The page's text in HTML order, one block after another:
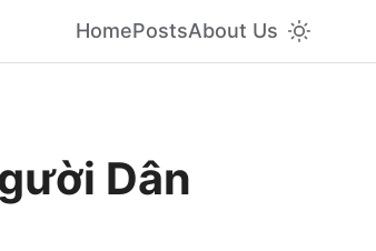
HomePostsAbout Us
Dân